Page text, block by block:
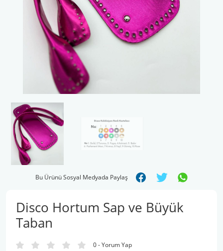
Bu Ürünü Sosyal Medyada Paylaş
Disco Hortum Sap ve Büyük
Taban
0 - Yorum Yap